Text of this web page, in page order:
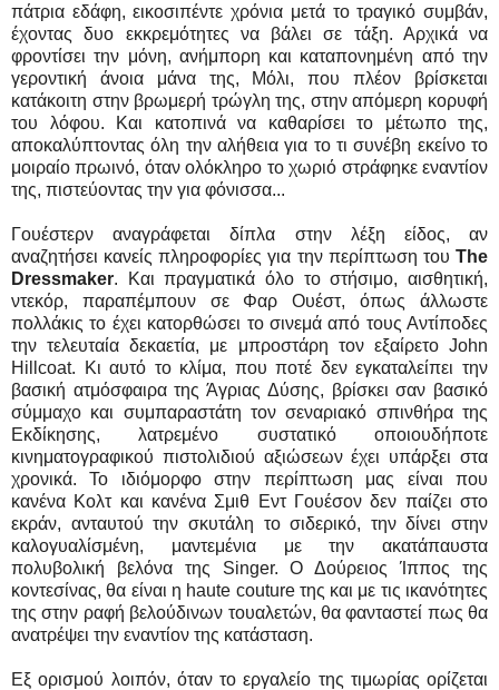
πάτρια εδάφη, εικοσιπέντε χρόνια μετά το τραγικό συμβάν,
έχοντας δυο εκκρεμότητες να βάλει σε τάξη. Αρχικά να
φροντίσει την μόνη, ανήμπορη και καταπονημένη από την
γεροντική άνοια μάνα της, Μόλι, που πλέον βρίσκεται
κατάκοιτη στην βρωμερή τρώγλη της, στην απόμερη κορυφή
του λόφου. Και κατοπινά να καθαρίσει το μέτωπο της,
αποκαλύπτοντας όλη την αλήθεια για το τι συνέβη εκείνο το
μοιραίο πρωινό, όταν ολόκληρο το χωριό στράφηκε εναντίον
της, πιστεύοντας την για φόνισσα...
Γουέστερν αναγράφεται δίπλα στην λέξη είδος, αν
αναζητήσει κανείς πληροφορίες για την περίπτωση του The
Dressmaker. Και πραγματικά όλο το στήσιμο, αισθητική,
ντεκόρ, παραπέμπουν σε Φαρ Ουέστ, όπως άλλωστε
πολλάκις το έχει κατορθώσει το σινεμά από τους Αντίποδες
την τελευταία δεκαετία, με μπροστάρη τον εξαίρετο John
Hillcoat. Κι αυτό το κλίμα, που ποτέ δεν εγκαταλείπει την
βασική ατμόσφαιρα της Άγριας Δύσης, βρίσκει σαν βασικό
σύμμαχο και συμπαραστάτη τον σεναριακό σπινθήρα της
Εκδίκησης, λατρεμένο συστατικό οποιουδήποτε
κινηματογραφικού πιστολιδιού αξιώσεων έχει υπάρξει στα
χρονικά. Το ιδιόμορφο στην περίπτωση μας είναι που
κανένα Κολτ και κανένα Σμιθ Εντ Γουέσον δεν παίζει στο
εκράν, ανταυτού την σκυτάλη το σιδερικό, την δίνει στην
καλογυαλίσμένη, μαντεμένια με την ακατάπαυστα
πολυβολική βελόνα της Singer. Ο Δούρειος Ίππος της
κοντεσίνας, θα είναι η haute couture της και με τις ικανότητες
της στην ραφή βελούδινων τουαλετών, θα φανταστεί πως θα
ανατρέψει την εναντίον της κατάσταση.
Εξ ορισμού λοιπόν, όταν το εργαλείο της τιμωρίας ορίζεται